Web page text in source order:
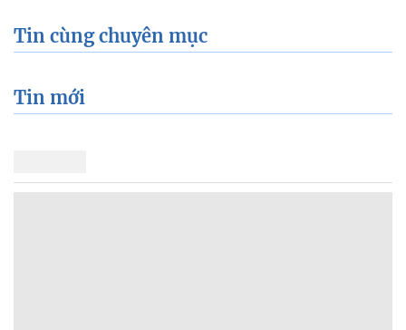
Tin cùng chuyên mục
Tin mới